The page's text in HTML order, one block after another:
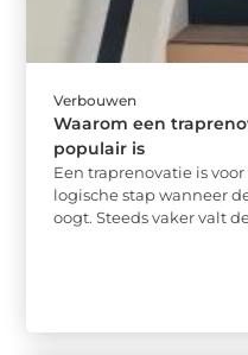
Verbouwen
Waarom een
populair is
Een traprenovatie is
logische stap wanneer
oogt. Steeds vaker valt